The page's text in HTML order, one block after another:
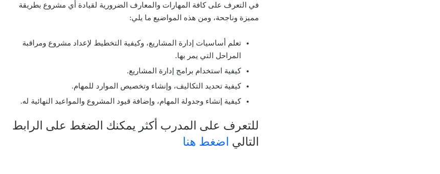
في التعرف على كافة المهارات والمعارف الضرورية لقيادة أي مشروع بطريقة
مميزة وناجحة، ومن هذه المواضيع ما يلي:
تعلم أساسيات إدارة المشاريع، وكيفية التخطيط لإعداد مشروع ومراقبة
المراحل التي يمر بها.
كيفية استخدام برامج إدارة المشاريع.
كيفية تحديد التكاليف، وإنشاء وتخصيص الموارد للمهام.
كيفية إنشاء وجدولة المهام، وإضافة قيود المشروع والمواعيد النهائية له.
للتعرف على المدرب أكثر يمكنك الضغط على الرابط
التالي اضغط هنا